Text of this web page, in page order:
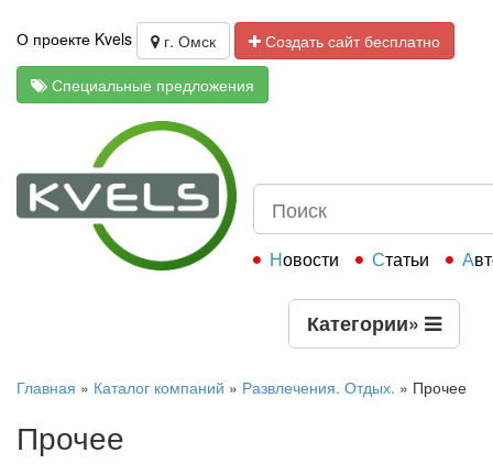
О проекте Kvels г. Омск
Создать сайт бесплатно
Специальные предложения
Новости Статьи
Категории»
Главная » Каталог компаний » Развлечения. Отдых. » Прочее
Прочее